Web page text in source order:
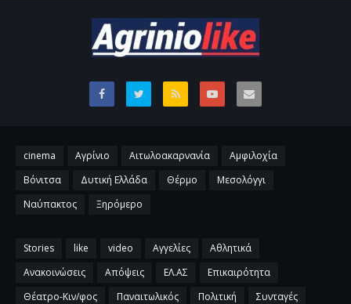
cinema Αγρίνιο Αιτωλοακαρνανία
Αμφιλοχία
Βόνιτσα
Δυτική Ελλάδα Θέρμο
Μεσολόγγι
Ναύπακτος
Ξηρόμερο
Stories like video Αγγελίες
Αθλητικά
Ανακοινώσεις
Απόψεις ΕΛ.ΑΣ
Επικαιρότητα
Θέατρο-Κιν/φος
Παναιτωλικός Πολιτική Συνταγές